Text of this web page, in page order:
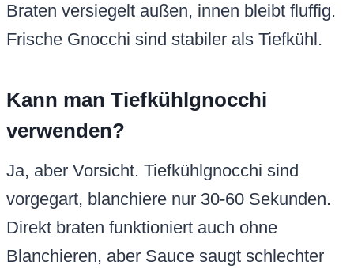
Braten versiegelt außen, innen bleibt fluffig.
Frische Gnocchi sind stabiler als Tiefkühl.
Kann man Tiefkühlgnocchi
verwenden?
Ja, aber Vorsicht. Tiefkühlgnocchi sind
vorgegart, blanchiere nur 30-60 Sekunden.
Direkt braten funktioniert auch ohne
Blanchieren, aber Sauce saugt schlechter